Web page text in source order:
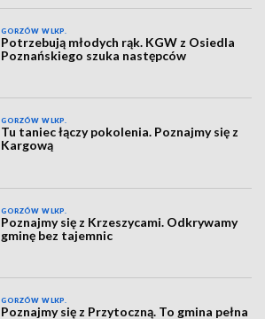
GORZÓW WLKP.
Potrzebują młodych rąk. KGW z Osiedla
Poznańskiego szuka następców
GORZÓW WLKP.
Tu taniec łączy pokolenia. Poznajmy się z
Kargową
GORZÓW WLKP.
Poznajmy się z Krzeszycami. Odkrywamy
gminę bez tajemnic
GORZÓW WLKP.
Poznajmy się z Przytoczną. To gmina pełna